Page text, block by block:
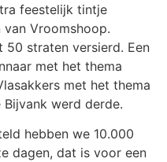
feestelijk tintje
Vroomshoop.
50 straten versierd. Een
met het thema
met het thema
Bijvank werd derde.
hebben we 10.000
dagen, dat is voor een